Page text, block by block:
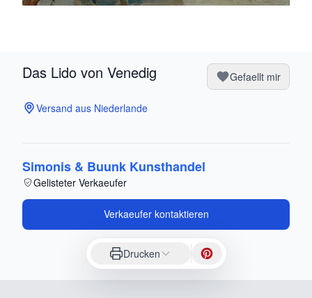
Das Lido von Venedig Gefaellt mir
Versand aus Niederlande
Simonis & Buunk Kunsthandel
Gelisteter Verkaeufer
Verkaeufer kontaktieren
Drucken